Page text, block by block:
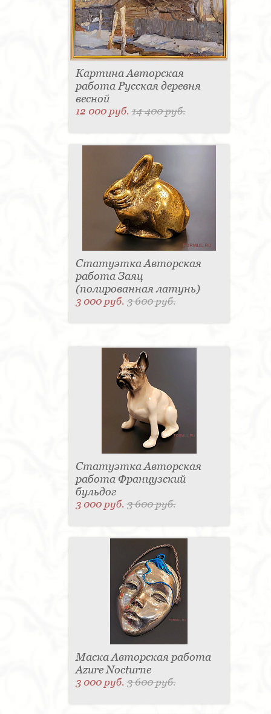
Картина Авторская
работа Русская деревня
весной
12 000 руб.14 400 руб.
Статуэтка Авторская
работа Заяц
(полированная латунь)
3 000 руб.3 600 руб.
Статуэтка Авторская
работа Французский
бульдог
3 000 руб.3 600 руб.
Маска Авторская работа
Azure Nocturne
3 000 руб.3 600 руб.